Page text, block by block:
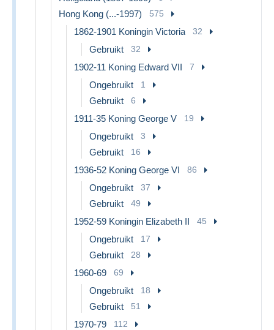
Hong Kong (...-1997) 575
1862-1901 Koningin Victoria 32
Gebruikt 32
1902-11 Koning Edward VII 7
Ongebruikt 1
Gebruikt 6
1911-35 Koning George V 19
Ongebruikt 3
Gebruikt 16
1936-52 Koning George VI 86
Ongebruikt 37
Gebruikt 49
1952-59 Koningin Elizabeth II 45
Ongebruikt 17
Gebruikt 28
1960-69 69
Ongebruikt 18
Gebruikt 51
1970-79 112